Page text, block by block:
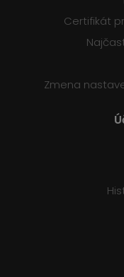
Certifikát
Zmena